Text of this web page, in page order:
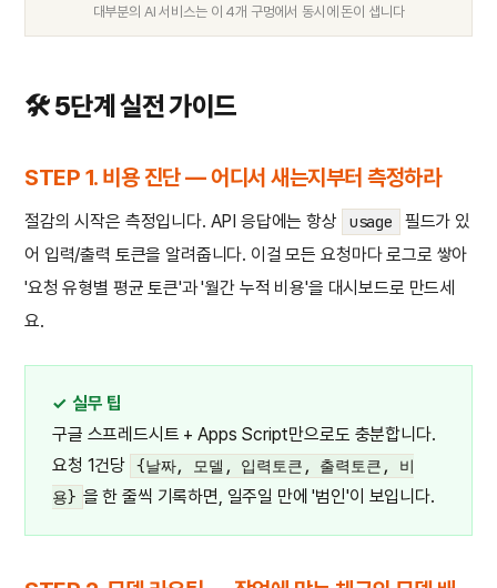
대부분의 AI 서비스는 이 4개 구멍에서 동시에 돈이 샙니다
🛠️ 5단계 실전 가이드
STEP 1. 비용 진단 — 어디서 새는지부터 측정하라
절감의 시작은 측정입니다. API 응답에는 항상 usage
필드가 있
어 입력/출력 토큰을 알려줍니다. 이걸 모든 요청마다 로그로 쌓아
'요청 유형별 평균 토큰'과 '월간 누적 비용'을 대시보드로 만드세
요.
✓ 실무 팁
구글 스프레드시트 + Apps Script만으로도 충분합니다.
요청 1건당 {날짜, 모델, 입력토큰, 출력토큰, 비
용} 을 한 줄씩 기록하면, 일주일 만에 '범인'이 보입니다.